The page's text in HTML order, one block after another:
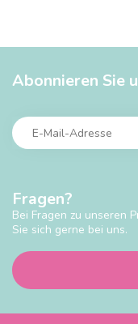
Fragen?
Bei Fragen zu unseren
Sie sich gerne bei uns.
Abonnieren Sie